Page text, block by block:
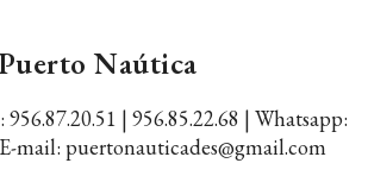
Naútica
| 956.85.22.68 | Whatsapp:
E-mail: puertonauticades@gmail.com